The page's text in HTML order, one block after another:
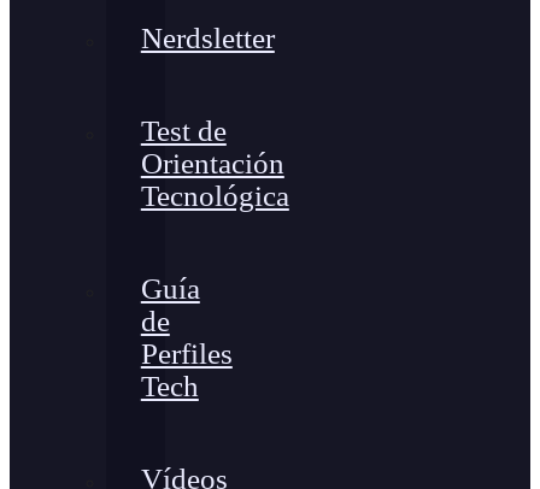
Nerdsletter
Test de
Orientación
Tecnológica
Guía
de
Perfiles
Tech
Vídeos